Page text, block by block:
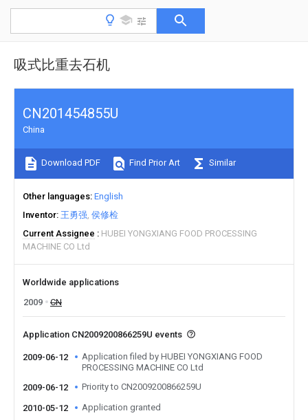
吸式比重去石机
CN201454855U
China
Download PDF Find Prior Art Similar
Other languages English
Inventor 王勇强 侯修检
Current Assignee
HUBEI YONGXIANG FOOD PROCESSING
MACHINE CO Ltd
Worldwide applications
2009
CN
Application CN2009200866259U events
2009-06-12
Application filed by HUBEI YONGXIANG FOOD
PROCESSING MACHINE CO Ltd
2009-06-12
Priority to CN2009200866259U
2010-05-12 Application granted